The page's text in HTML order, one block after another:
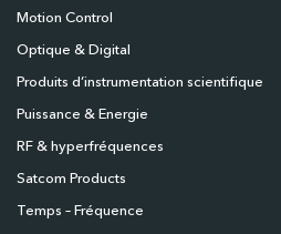
Motion Control
Optique & Digital
Produits d’instrumentation scientifique
Puissance & Energie
RF & hyperfréquences
Satcom Products
Temps – Fréquence